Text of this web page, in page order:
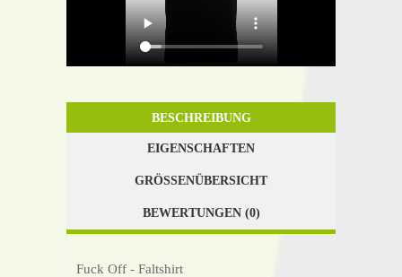
BESCHREIBUNG
EIGENSCHAFTEN
GRÖSSENÜBERSICHT
BEWERTUNGEN (0)
Fuck Off - Faltshirt